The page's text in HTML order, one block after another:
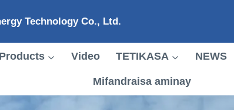
Technology Co., Ltd.
Products Video TETIKASA NEWS
Mifandraisa aminay